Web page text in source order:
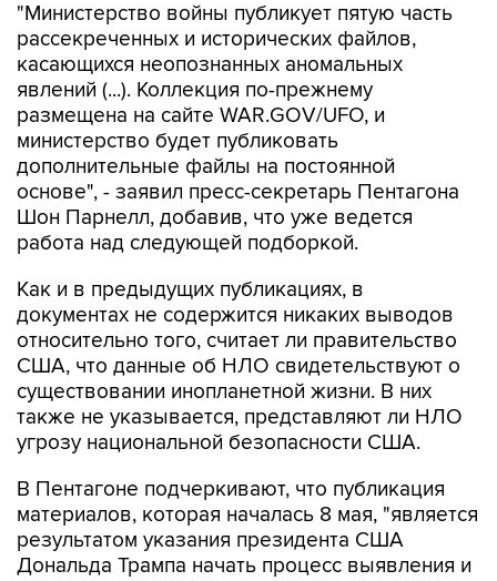
"Министерство войны публикует пятую часть
рассекреченных и исторических файлов,
касающихся неопознанных аномальных
явлений (...). Коллекция по-прежнему
размещена на сайте WAR.GOV/UFO, и
министерство будет публиковать
дополнительные файлы на постоянной
основе", - заявил пресс-секретарь Пентагона
Шон Парнелл, добавив, что уже ведется
работа над следующей подборкой.
Как и в предыдущих публикациях, в
документах не содержится никаких выводов
относительно того, считает ли правительство
США, что данные об НЛО свидетельствуют о
существовании инопланетной жизни. В них
также не указывается, представляют ли НЛО
угрозу национальной безопасности США.
В Пентагоне подчеркивают, что публикация
материалов, которая началась 8 мая, "является
результатом указания президента США
Дональда Трампа начать процесс выявления и